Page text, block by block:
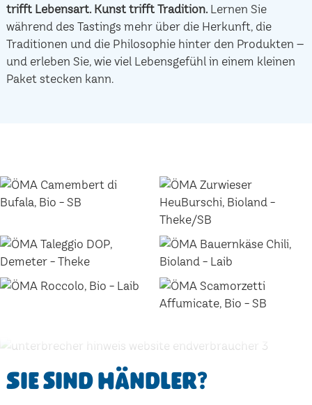
trifft Lebensart. Kunst trifft Tradition.Lernen Sie
während des Tastings mehr über die Herkunft, die
Traditionen und die Philosophie hinter den Produkten –
und erleben Sie, wie viel Lebensgefühl in einem kleinen
Paket stecken kann.
Sie sind Händler?